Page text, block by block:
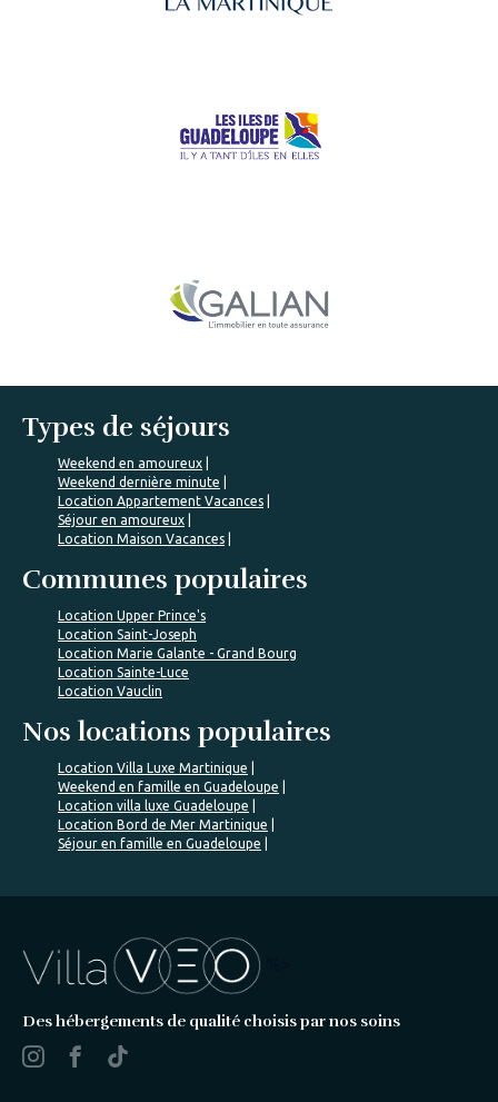
Types de séjours
Weekend en amoureux
Weekend dernière minute
Location Appartement Vacances
Séjour en amoureux
Location Maison Vacances
Communes populaires
Location Upper Prince's
Location Saint-Joseph
Location Marie Galante - Grand Bourg
Location Sainte-Luce
Location Vauclin
Nos locations populaires
Location Villa Luxe Martinique
Weekend en famille en Guadeloupe
Location villa luxe Guadeloupe
Location Bord de Mer Martinique
Séjour en famille en Guadeloupe
Des hébergements de qualité choisis par nos soins